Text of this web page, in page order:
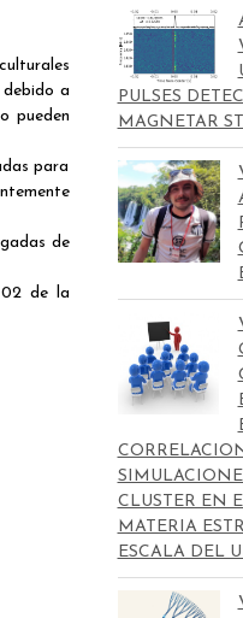
a
pueden
para
de
de la
PULSES
MAGNETAR
CLUSTER EN
MATERIA
ESCALA DEL